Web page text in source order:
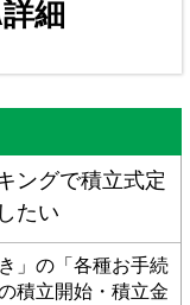
細
ングで積立式定
たい
」の「各種お手続
積立開始・積立金